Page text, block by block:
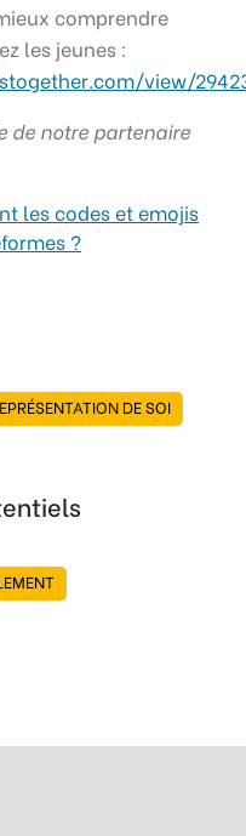
comprendre
les jeunes :
view/
de notre partenaire
les codes et emojis
?
DE SOI